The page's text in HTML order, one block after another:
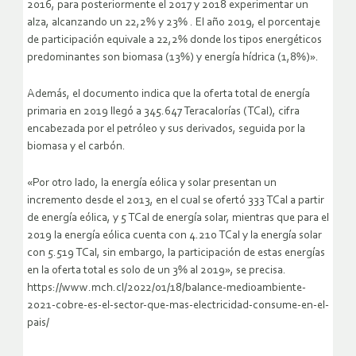
2016, para posteriormente el 2017 y 2018 experimentar un
alza, alcanzando un 22,2% y 23% . El año 2019, el porcentaje
de participación equivale a 22,2% donde los tipos energéticos
predominantes son biomasa (13%) y energía hídrica (1,8%)».
Además, el documento indica que la oferta total de energía
primaria en 2019 llegó a 345.647 Teracalorías (TCal), cifra
encabezada por el petróleo y sus derivados, seguida por la
biomasa y el carbón.
«Por otro lado, la energía eólica y solar presentan un
incremento desde el 2013, en el cual se ofertó 333 TCal a partir
de energía eólica, y 5 TCal de energía solar, mientras que para el
2019 la energía eólica cuenta con 4.210 TCal y la energía solar
con 5.519 TCal, sin embargo, la participación de estas energías
en la oferta total es solo de un 3% al 2019», se precisa.
https://www.mch.cl/2022/01/18/balance-medioambiente-
2021-cobre-es-el-sector-que-mas-electricidad-consume-en-el-
pais/